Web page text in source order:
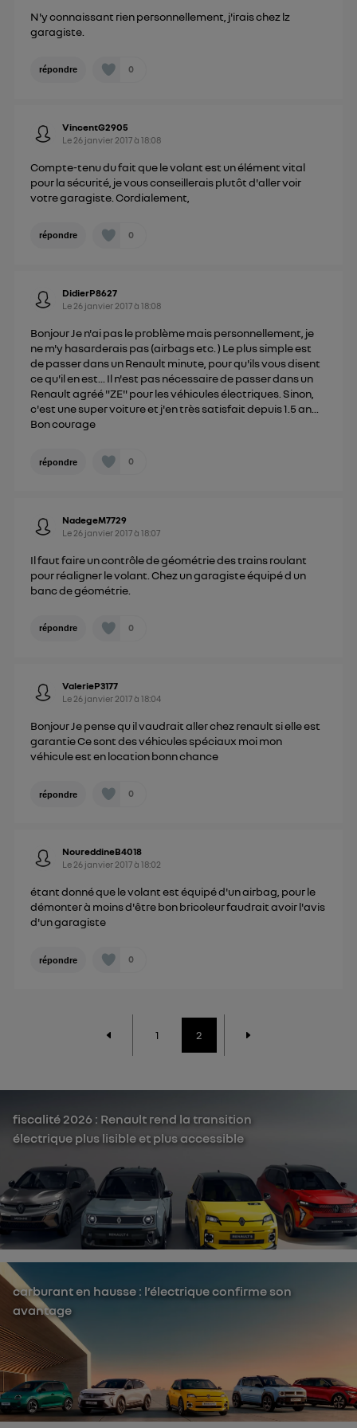
N'y connaissant rien personnellement, j'irais chez lz
garagiste.
répondre 0
VincentG2905
Le 26 janvier 2017à18:08
Compte-tenu du fait que le volant est un élément vital
pour la sécurité, je vous conseillerais plutôt d'aller voir
votre garagiste. Cordialement,
répondre 0
DidierP8627
Le 26 janvier 2017à18:08
Bonjour Je n'ai pas le problème mais personnellement, je
ne m'y hasarderais pas (airbags etc. ) Le plus simple est
de passer dans un Renault minute, pour qu'ils vous disent
ce qu'il en est... Il n'est pas nécessaire de passer dans un
Renault agréé "ZE" pour les véhicules électriques. Sinon,
c'est une super voiture et j'en très satisfait depuis 1.5 an...
Bon courage
répondre 0
NadegeM7729
Le 26 janvier 2017à18:07
Il faut faire un contrôle de géométrie des trains roulant
pour réaligner le volant. Chez un garagiste équipé d un
banc de géométrie.
répondre 0
ValerieP3177
Le 26 janvier 2017à18:04
Bonjour Je pense qu il vaudrait aller chez renault si elle est
garantie Ce sont des véhicules spéciaux moi mon
véhicule est en location bonn chance
répondre 0
NoureddineB4018
Le 26 janvier 2017à18:02
étant donné que le volant est équipé d'un airbag, pour le
démonter à moins d'être bon bricoleur faudrait avoir l'avis
d'un garagiste
répondre 0
1 2
fiscalité 2026 : Renault rend la transition
électrique plus lisible et plus accessible
carburant en hausse : l’électrique confirme son
avantage
Pour plus d'informations, veuillez consulter
personnelles d'Utiq